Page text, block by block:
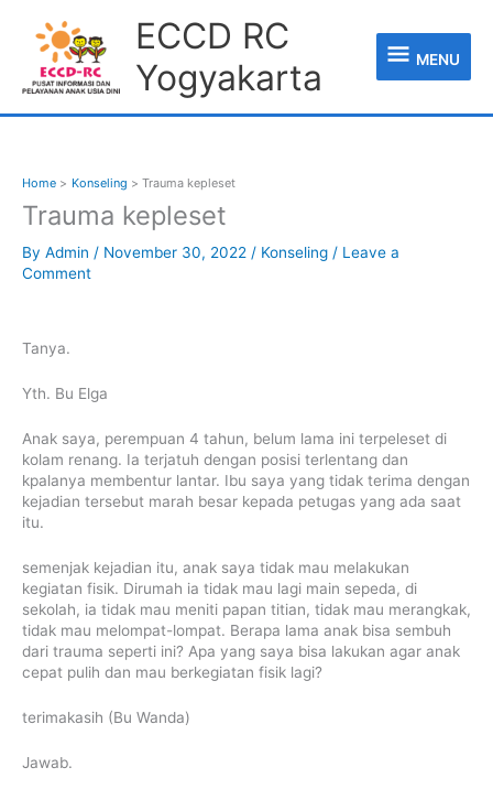
content
ECCD RC
Yogyakarta
MENU
Home Konseling Trauma kepleset
Trauma kepleset
By Admin / November 30, 2022 / Konseling / Leave a
Comment
Tanya.
Yth. Bu Elga
Anak saya, perempuan 4 tahun, belum lama ini terpeleset di
kolam renang. Ia terjatuh dengan posisi terlentang dan
kpalanya membentur lantar. Ibu saya yang tidak terima dengan
kejadian tersebut marah besar kepada petugas yang ada saat
itu.
semenjak kejadian itu, anak saya tidak mau melakukan
kegiatan fisik. Dirumah ia tidak mau lagi main sepeda, di
sekolah, ia tidak mau meniti papan titian, tidak mau merangkak,
tidak mau melompat-lompat. Berapa lama anak bisa sembuh
dari trauma seperti ini? Apa yang saya bisa lakukan agar anak
cepat pulih dan mau berkegiatan fisik lagi?
terimakasih (Bu Wanda)
Jawab.